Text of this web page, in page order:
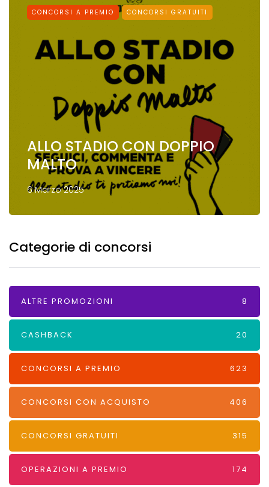
CONCORSI A PREMIO CONCORSI GRATUITI
ALLO STADIO CON DOPPIO
MALTO
6 Marzo 2025
Categorie di concorsi
ALTRE PROMOZIONI 8
CASHBACK 20
CONCORSI A PREMIO 623
CONCORSI CON ACQUISTO 406
CONCORSI GRATUITI 315
OPERAZIONI A PREMIO 174